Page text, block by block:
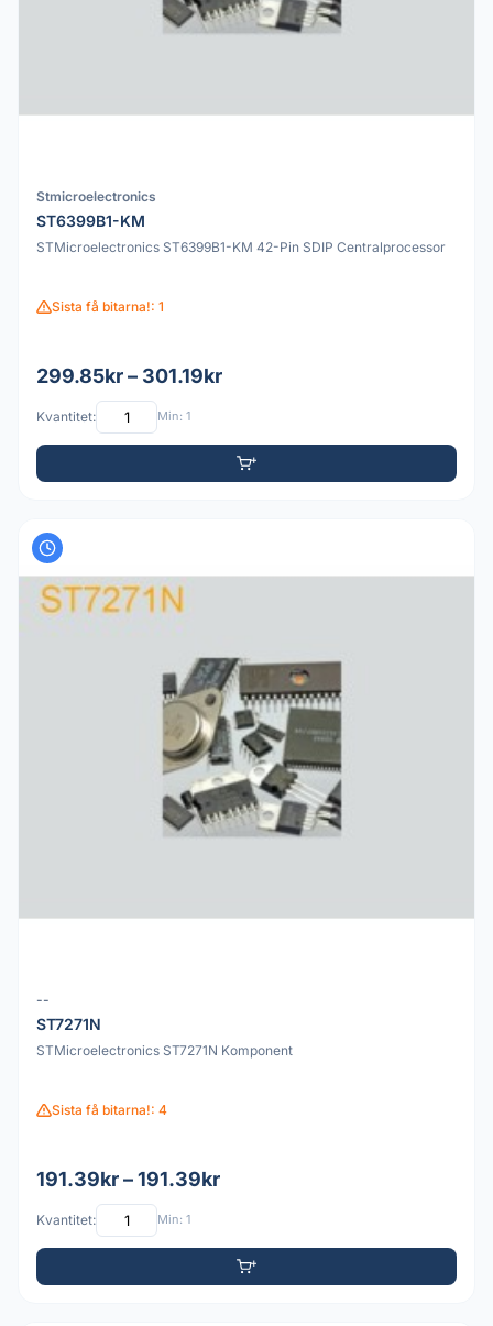
Stmicroelectronics
ST6399B1-KM
STMicroelectronics ST6399B1-KM 42-Pin SDIP Centralprocessor
Sista få bitarna!: 1
299.85kr – 301.19kr
Kvantitet: Min: 1
--
ST7271N
STMicroelectronics ST7271N Komponent
Sista få bitarna!: 4
191.39kr – 191.39kr
Kvantitet: Min: 1